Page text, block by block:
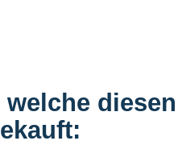
welche